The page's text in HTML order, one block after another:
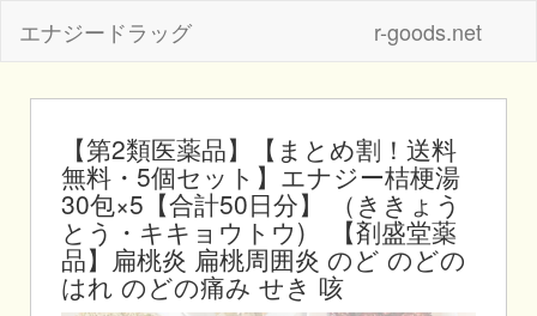
エナジードラッグ r-goods.net
【第2類医薬品】【まとめ割！送料
無料・5個セット】エナジー桔梗湯
30包×5【合計50日分】 （ききょう
とう・キキョウトウ) 【剤盛堂薬
品】扁桃炎 扁桃周囲炎 のど のどの
はれ のどの痛み せき 咳